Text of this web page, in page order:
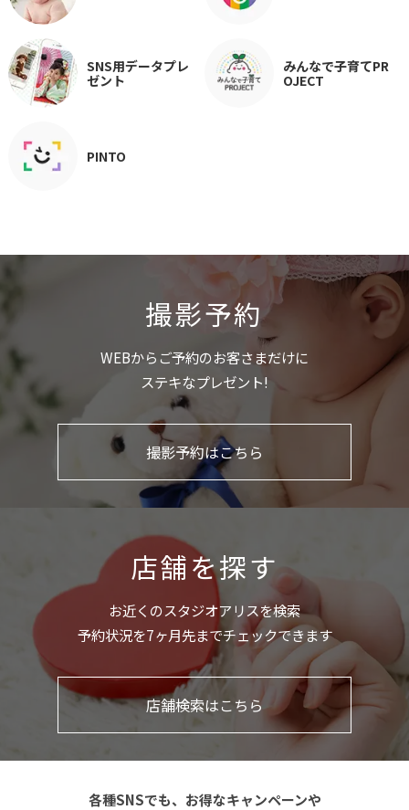
SNS用データプレ
ゼント
みんなで子育てPR
OJECT
PINTO
撮影予約
WEBからご予約のお客さまだけに
ステキなプレゼント!
撮影予約はこちら
店舗を探す
お近くのスタジオアリスを検索
予約状況を7ヶ月先までチェックできます
店舗検索はこちら
各種SNSでも、お得なキャンペーンや